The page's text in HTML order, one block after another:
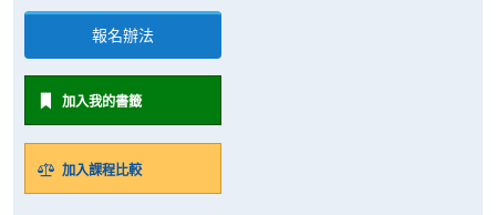
報名辦法
加入我的書籤
加入課程比較